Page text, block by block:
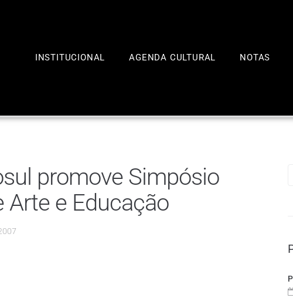
INSTITUCIONAL AGENDA CULTURAL NOTAS
promove Simpósio
Arte e Educação